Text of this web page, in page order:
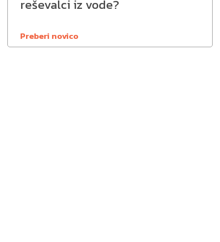
reševalci iz vode?
Preberi novico